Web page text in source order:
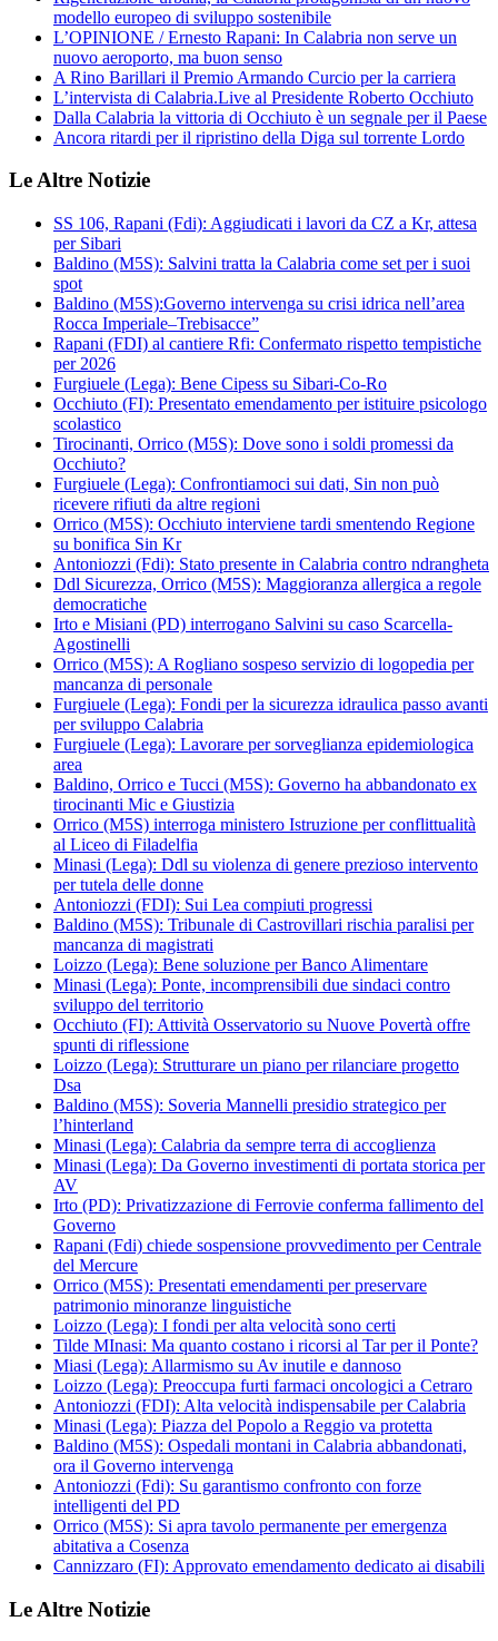
modello europeo di sviluppo sostenibile
L’OPINIONE / Ernesto Rapani: In Calabria non serve un
nuovo aeroporto, ma buon senso
A Rino Barillari il Premio Armando Curcio per la carriera
L’intervista di Calabria.Live al Presidente Roberto Occhiuto
Dalla Calabria la vittoria di Occhiuto è un segnale per il Paese
Ancora ritardi per il ripristino della Diga sul torrente Lordo
Le Altre Notizie
SS 106, Rapani (Fdi): Aggiudicati i lavori da CZ a Kr, attesa
per Sibari
Baldino (M5S): Salvini tratta la Calabria come set per i suoi
spot
Baldino (M5S):Governo intervenga su crisi idrica nell’area
Rocca Imperiale–Trebisacce”
Rapani (FDI) al cantiere Rfi: Confermato rispetto tempistiche
per 2026
Furgiuele (Lega): Bene Cipess su Sibari-Co-Ro
Occhiuto (FI): Presentato emendamento per istituire psicologo
scolastico
Tirocinanti, Orrico (M5S): Dove sono i soldi promessi da
Occhiuto?
Furgiuele (Lega): Confrontiamoci sui dati, Sin non può
ricevere rifiuti da altre regioni
Orrico (M5S): Occhiuto interviene tardi smentendo Regione
su bonifica Sin Kr
Antoniozzi (Fdi): Stato presente in Calabria contro ndrangheta
Ddl Sicurezza, Orrico (M5S): Maggioranza allergica a regole
democratiche
Irto e Misiani (PD) interrogano Salvini su caso Scarcella-
Agostinelli
Orrico (M5S): A Rogliano sospeso servizio di logopedia per
mancanza di personale
Furgiuele (Lega): Fondi per la sicurezza idraulica passo avanti
per sviluppo Calabria
Furgiuele (Lega): Lavorare per sorveglianza epidemiologica
area
Baldino, Orrico e Tucci (M5S): Governo ha abbandonato ex
tirocinanti Mic e Giustizia
Orrico (M5S) interroga ministero Istruzione per conflittualità
al Liceo di Filadelfia
Minasi (Lega): Ddl su violenza di genere prezioso intervento
per tutela delle donne
Antoniozzi (FDI): Sui Lea compiuti progressi
Baldino (M5S): Tribunale di Castrovillari rischia paralisi per
mancanza di magistrati
Loizzo (Lega): Bene soluzione per Banco Alimentare
Minasi (Lega): Ponte, incomprensibili due sindaci contro
sviluppo del territorio
Occhiuto (FI): Attività Osservatorio su Nuove Povertà offre
spunti di riflessione
Loizzo (Lega): Strutturare un piano per rilanciare progetto
Dsa
Baldino (M5S): Soveria Mannelli presidio strategico per
l’hinterland
Minasi (Lega): Calabria da sempre terra di accoglienza
Minasi (Lega): Da Governo investimenti di portata storica per
AV
Irto (PD): Privatizzazione di Ferrovie conferma fallimento del
Governo
Rapani (Fdi) chiede sospensione provvedimento per Centrale
del Mercure
Orrico (M5S): Presentati emendamenti per preservare
patrimonio minoranze linguistiche
Loizzo (Lega): I fondi per alta velocità sono certi
Tilde MInasi: Ma quanto costano i ricorsi al Tar per il Ponte?
Miasi (Lega): Allarmismo su Av inutile e dannoso
Loizzo (Lega): Preoccupa furti farmaci oncologici a Cetraro
Antoniozzi (FDI): Alta velocità indispensabile per Calabria
Minasi (Lega): Piazza del Popolo a Reggio va protetta
Baldino (M5S): Ospedali montani in Calabria abbandonati,
ora il Governo intervenga
Antoniozzi (Fdi): Su garantismo confronto con forze
intelligenti del PD
Orrico (M5S): Si apra tavolo permanente per emergenza
abitativa a Cosenza
Cannizzaro (FI): Approvato emendamento dedicato ai disabili
Le Altre Notizie